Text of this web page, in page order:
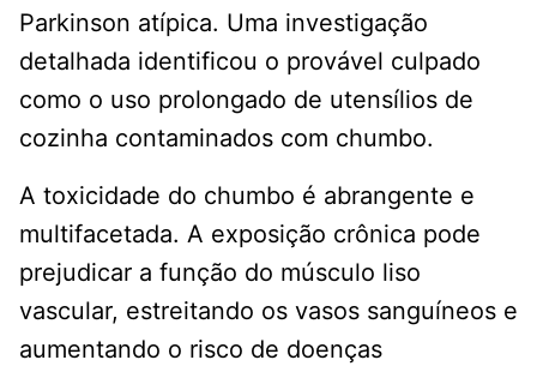
Parkinson atípica. Uma investigação
detalhada identificou o provável culpado
como o uso prolongado de utensílios de
cozinha contaminados com chumbo.
A toxicidade do chumbo é abrangente e
multifacetada. A exposição crônica pode
prejudicar a função do músculo liso
vascular, estreitando os vasos sanguíneos e
aumentando o risco de doenças